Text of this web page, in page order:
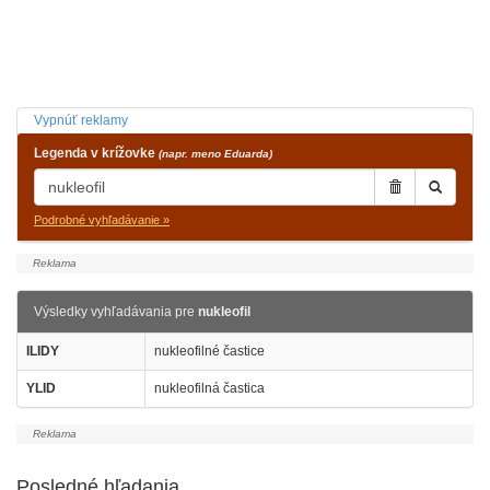
Vypnúť reklamy
Legenda v krížovke (napr. meno Eduarda)
Podrobné vyhľadávanie »
Výsledky vyhľadávania pre nukleofil
ILIDY nukleofilné častice
YLID nukleofilná častica